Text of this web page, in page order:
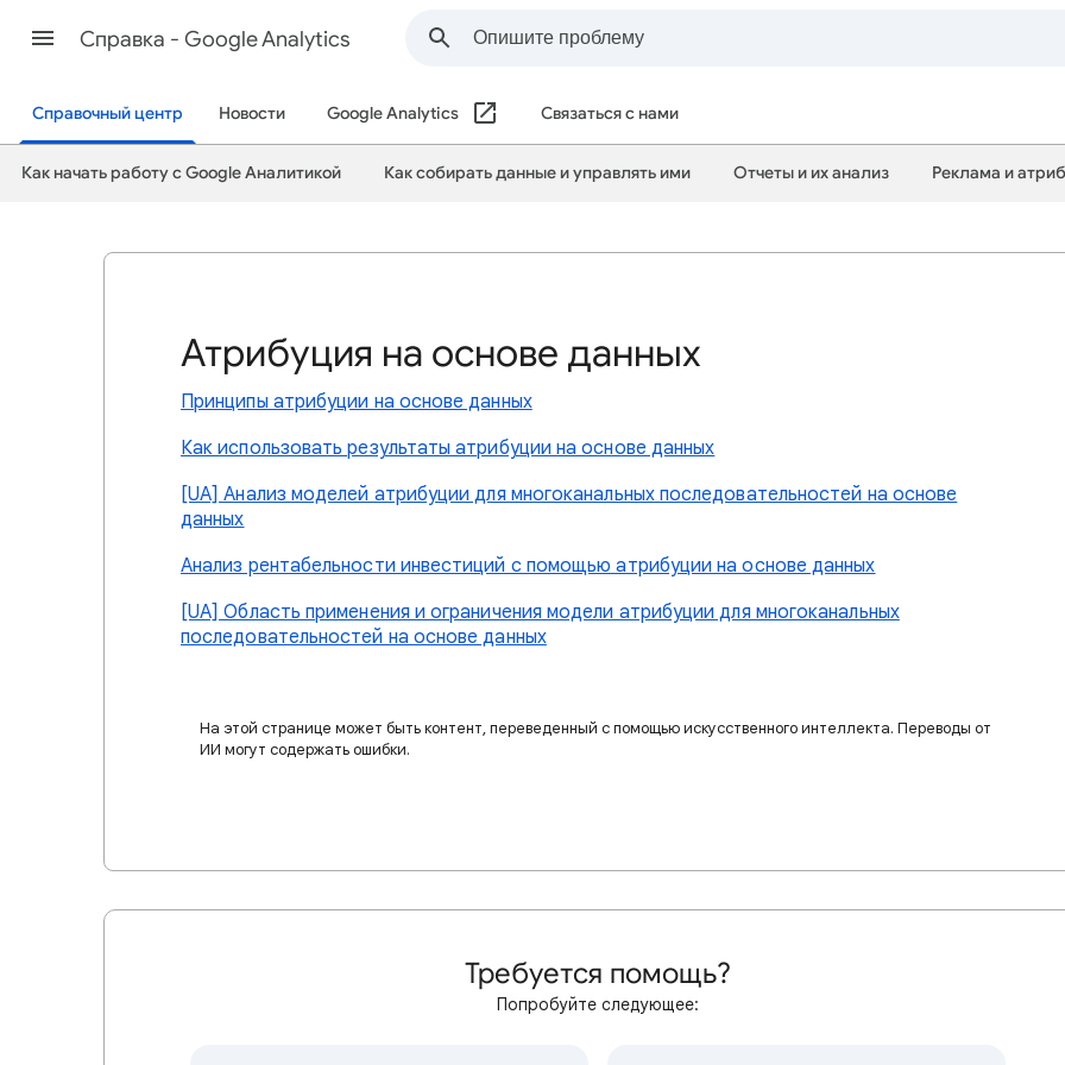
Cправка - Google Analytics
Справочный центр Новости Google Analytics Связаться с нами
Как начать работу с Google Аналитикой Как собирать данные и управлять ими Отчеты и их анализ Реклама и
Атрибуция на основе данных
Принципы атрибуции на основе данных
Как использовать результаты атрибуции на основе данных
[UA] Анализ моделей атрибуции для многоканальных последовательностей на основе
данных
Анализ рентабельности инвестиций с помощью атрибуции на основе данных
[UA] Область применения и ограничения модели атрибуции для многоканальных
последовательностей на основе данных
На этой странице может быть контент, переведенный с помощью искусственного интеллекта. Переводы от
ИИ могут содержать ошибки.
Требуется помощь?
Попробуйте следующее: